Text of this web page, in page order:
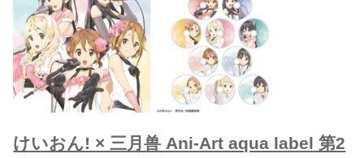
けいおん! × 三月兽 Ani-Art aqua label 第2